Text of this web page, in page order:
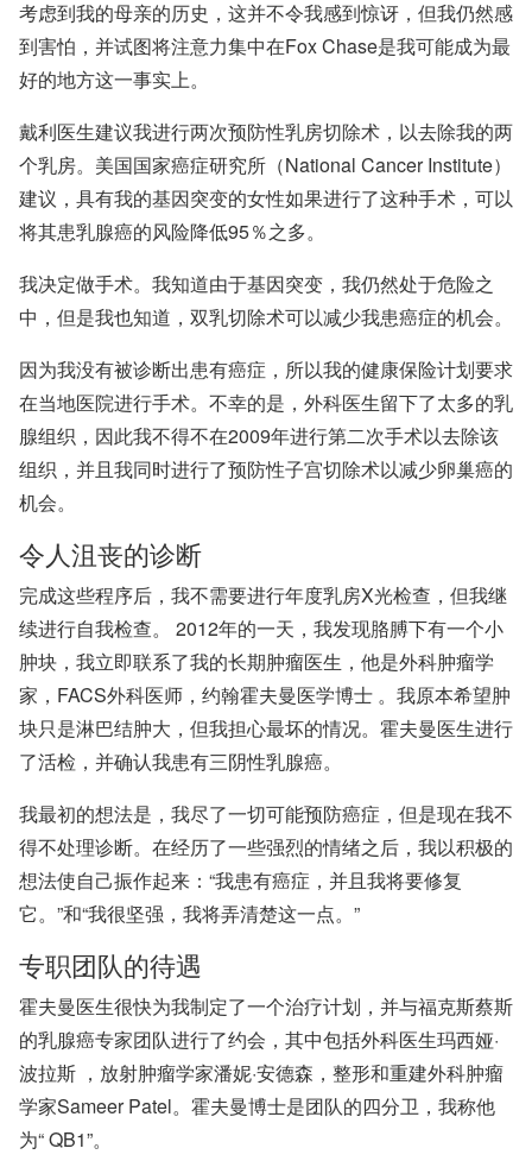
考虑到我的母亲的历史，这并不令我感到惊讶，但我仍然感
到害怕，并试图将注意力集中在Fox Chase是我可能成为最
好的地方这一事实上。
戴利医生建议我进行两次预防性乳房切除术，以去除我的两
个乳房。美国国家癌症研究所（National Cancer Institute）
建议，具有我的基因突变的女性如果进行了这种手术，可以
将其患乳腺癌的风险降低95％之多。
我决定做手术。我知道由于基因突变，我仍然处于危险之
中，但是我也知道，双乳切除术可以减少我患癌症的机会。
因为我没有被诊断出患有癌症，所以我的健康保险计划要求
在当地医院进行手术。不幸的是，外科医生留下了太多的乳
腺组织，因此我不得不在2009年进行第二次手术以去除该
组织，并且我同时进行了预防性子宫切除术以减少卵巢癌的
机会。
令人沮丧的诊断
完成这些程序后，我不需要进行年度乳房X光检查，但我继
续进行自我检查。 2012年的一天，我发现胳膊下有一个小
肿块，我立即联系了我的长期肿瘤医生，他是外科肿瘤学
家 ，FACS外科医师 ，约翰霍夫曼医学博士 。我原本希望肿
块只是淋巴结肿大，但我担心最坏的情况。霍夫曼医生进行
了活检，并确认我患有三阴性乳腺癌。
我最初的想法是，我尽了一切可能预防癌症，但是现在我不
得不处理诊断。在经历了一些强烈的情绪之后，我以积极的
想法使自己振作起来：“我患有癌症，并且我将要修复
它。”和“我很坚强，我将弄清楚这一点。”
专职团队的待遇
霍夫曼医生很快为我制定了一个治疗计划，并与福克斯蔡斯
的乳腺癌专家团队进行了约会，其中包括外科医生玛西娅·
波拉斯 ，放射肿瘤学家潘妮·安德森， 整形和重建外科肿瘤
学家Sameer Patel。 霍夫曼博士是团队的四分卫，我称他
为“ QB1”。